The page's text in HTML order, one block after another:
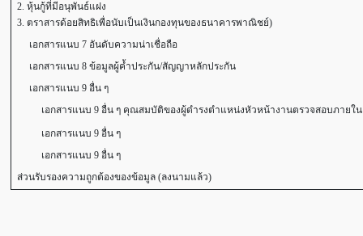
2. หุ้นกู้ที่มีอนุพันธ์แฝง
3. ตราสารด้อยสิทธิเพื่อนับเป็นเงินกองทุนของธนาคารพาณิชย์)
เอกสารแนบ 7 อันดับความน่าเชื่อถือ
เอกสารแนบ 8 ข้อมูลผู้ค้ำประกัน/สัญญาหลักประกัน
เอกสารแนบ 9 อื่น ๆ
เอกสารแนบ 9 อื่น ๆ คุณสมบัติของผู้ดำรงตำแหน่งหัวหน้างานตรวจสอบภายใน
เอกสารแนบ 9 อื่น ๆ
เอกสารแนบ 9 อื่น ๆ
ส่วนรับรองความถูกต้องของข้อมูล (ลงนามแล้ว)